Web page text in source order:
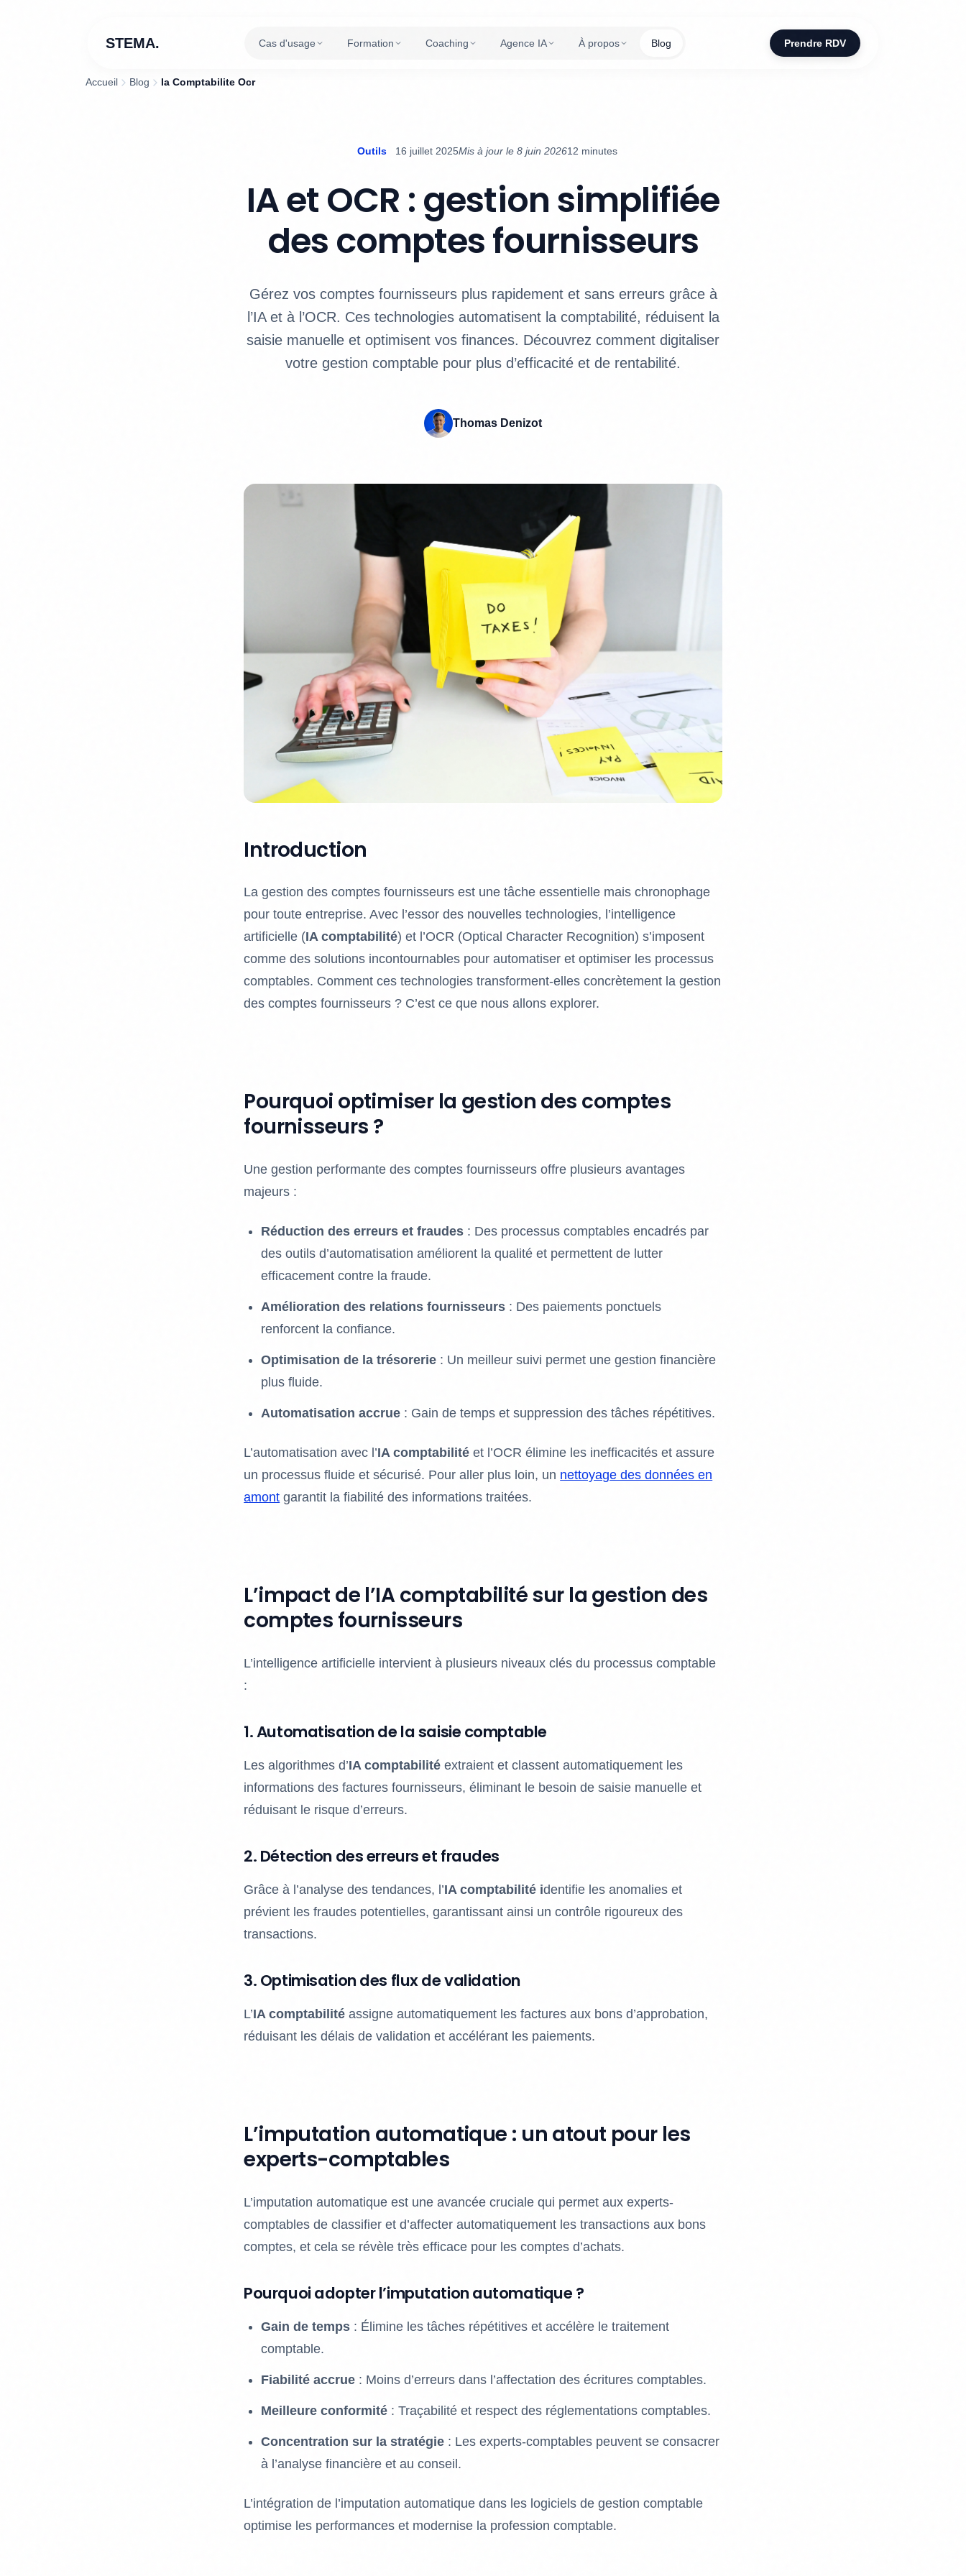
STEMA. Cas d'usage Formation Coaching Agence IA À propos Blog Prendre RDV
Accueil Blog Ia Comptabilite Ocr
Outils 16 juillet 2025Mis à jour le 8 juin 202612 minutes
IA et OCR : gestion simplifiée
des comptes fournisseurs
Gérez vos comptes fournisseurs plus rapidement et sans erreurs grâce à
l’IA et à l’OCR. Ces technologies automatisent la comptabilité, réduisent la
saisie manuelle et optimisent vos finances. Découvrez comment digitaliser
votre gestion comptable pour plus d’efficacité et de rentabilité.
Thomas Denizot
Introduction
La gestion des comptes fournisseurs est une tâche essentielle mais chronophage
pour toute entreprise. Avec l’essor des nouvelles technologies, l’intelligence
artificielle (IA comptabilité) et l’OCR (Optical Character Recognition) s’imposent
comme des solutions incontournables pour automatiser et optimiser les processus
comptables. Comment ces technologies transforment-elles concrètement la gestion
des comptes fournisseurs ? C’est ce que nous allons explorer.
Pourquoi optimiser la gestion des comptes
fournisseurs ?
Une gestion performante des comptes fournisseurs offre plusieurs avantages
majeurs :
Réduction des erreurs et fraudes : Des processus comptables encadrés par
des outils d’automatisation améliorent la qualité et permettent de lutter
efficacement contre la fraude.
Amélioration des relations fournisseurs : Des paiements ponctuels
renforcent la confiance.
Optimisation de la trésorerie : Un meilleur suivi permet une gestion financière
plus fluide.
Automatisation accrue : Gain de temps et suppression des tâches répétitives.
L’automatisation avec l’IA comptabilité et l’OCR élimine les inefficacités et assure
un processus fluide et sécurisé. Pour aller plus loin, un nettoyage des données en
amont garantit la fiabilité des informations traitées.
L’impact de l’IA comptabilité sur la gestion des
comptes fournisseurs
L’intelligence artificielle intervient à plusieurs niveaux clés du processus comptable
:
1. Automatisation de la saisie comptable
Les algorithmes d’IA comptabilité extraient et classent automatiquement les
informations des factures fournisseurs, éliminant le besoin de saisie manuelle et
réduisant le risque d’erreurs.
2. Détection des erreurs et fraudes
Grâce à l’analyse des tendances, l’IA comptabilité identifie les anomalies et
prévient les fraudes potentielles, garantissant ainsi un contrôle rigoureux des
transactions.
3. Optimisation des flux de validation
L’IA comptabilité assigne automatiquement les factures aux bons d’approbation,
réduisant les délais de validation et accélérant les paiements.
L’imputation automatique : un atout pour les
experts-comptables
L’imputation automatique est une avancée cruciale qui permet aux experts-
comptables de classifier et d’affecter automatiquement les transactions aux bons
comptes, et cela se révèle très efficace pour les comptes d’achats.
Pourquoi adopter l’imputation automatique ?
Gain de temps : Élimine les tâches répétitives et accélère le traitement
comptable.
Fiabilité accrue : Moins d’erreurs dans l’affectation des écritures comptables.
Meilleure conformité : Traçabilité et respect des réglementations comptables.
Concentration sur la stratégie : Les experts-comptables peuvent se consacrer
à l’analyse financière et au conseil.
L’intégration de l’imputation automatique dans les logiciels de gestion comptable
optimise les performances et modernise la profession comptable.